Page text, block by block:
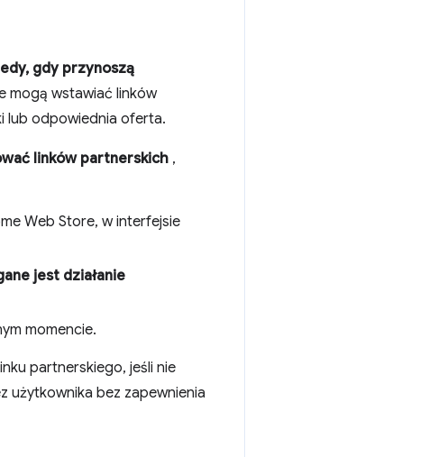
gdy przynoszą
mogą wstawiać linków
lub odpowiednia oferta.
linków partnerskich ,
Web Store, w interfejsie
jest działanie
momencie.
partnerskiego, jeśli nie
użytkownika bez zapewnienia